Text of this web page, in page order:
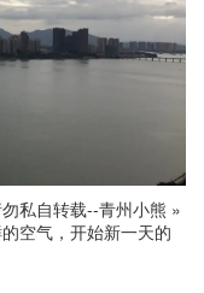
私自转载--青州小熊 »
空气，开始新一天的